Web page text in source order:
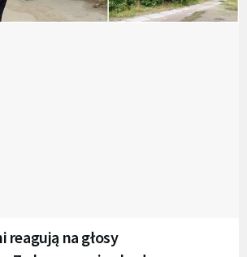
reagują na głosy